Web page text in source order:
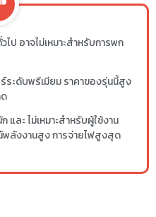
ไป อาจไม่เหมาะสำหรับการพก
ระดับพรีเมียม ราคาของรุ่นนี้สูง
และ ไม่เหมาะสำหรับผู้ใช้งาน
ลังงานสูง การจ่ายไฟสูงสุด